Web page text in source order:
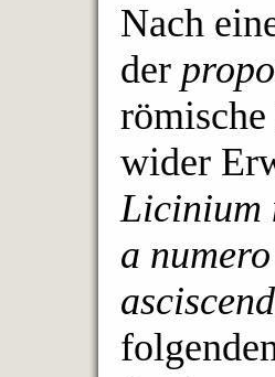
Nach
der
wider
Licinium
a